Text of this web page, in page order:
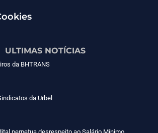
ULTIMAS NOTÍCIAS
da BHTRANS
da Urbel